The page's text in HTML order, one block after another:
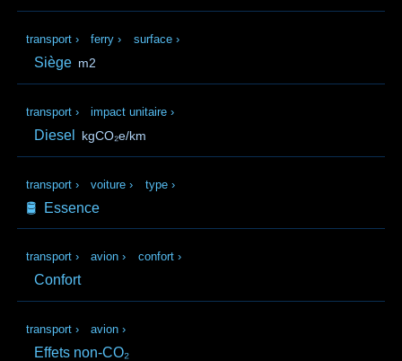
transport › ferry › surface ›
Siège m2
transport › impact unitaire ›
Diesel kgCO₂e/km
transport › voiture › type ›
🛢️ Essence
transport › avion › confort ›
Confort
transport › avion ›
Effets non-CO₂